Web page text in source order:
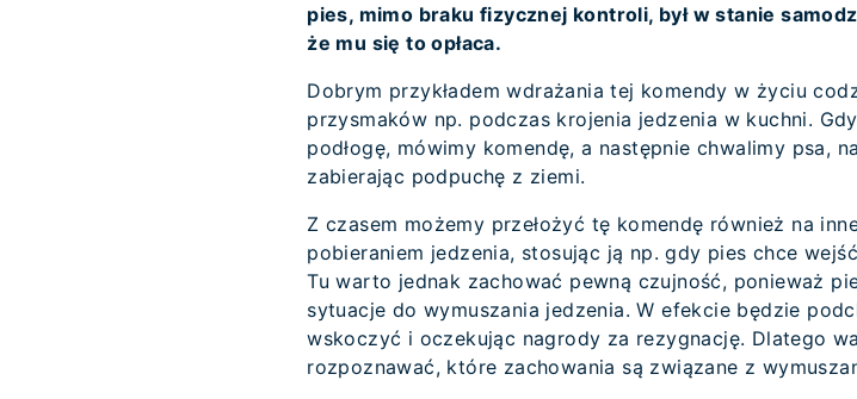
pies, mimo braku fizycznej kontroli, był w stanie
że mu się to opłaca.
Dobrym przykładem wdrażania tej komendy w życiu
przysmaków np. podczas krojenia jedzenia w kuchni.
podłogę, mówimy komendę, a następnie chwalimy psa,
zabierając podpuchę z ziemi.
Z czasem możemy przełożyć tę komendę również na
pobieraniem jedzenia, stosując ją np. gdy pies chce
Tu warto jednak zachować pewną czujność, ponieważ
sytuacje do wymuszania jedzenia. W efekcie będzie
wskoczyć i oczekując nagrody za rezygnację. Dlatego
rozpoznawać, które zachowania są związane z